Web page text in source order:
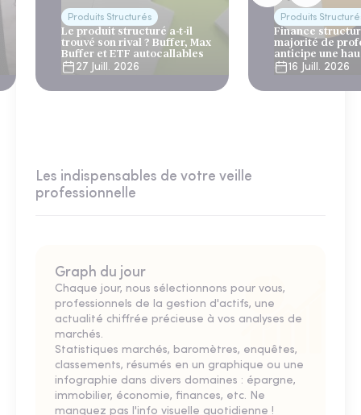
Produits Structurés
Le produit structuré a-t-il
trouvé son rival ? Buffer, Max
Buffer et ETF autocallables
27 Juill. 2026
Produits
Finance
majorité de
anticipe une
émissions en
16 Juill. 2026
Les indispensables de votre veille
professionnelle
Graph du jour
Chaque jour, nous sélectionnons pour vous,
professionnels de la gestion d'actifs, une
actualité chiffrée précieuse à vos analyses de
marchés.
Statistiques marchés, baromètres, enquêtes,
classements, résumés en un graphique ou une
infographie dans divers domaines : épargne,
immobilier, économie, finances, etc. Ne
manquez pas l'info visuelle quotidienne !